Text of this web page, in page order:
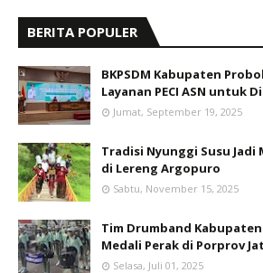
BERITA POPULER
BKPSDM Kabupaten
Layanan PECI ASN untuk
Jumat, September 19, 2025
Tradisi Nyunggi Susu Jadi
di Lereng Argopuro
Sabtu, November 15, 2025
Tim Drumband
Medali Perak di Porprov
Selasa, Juli 01, 2025